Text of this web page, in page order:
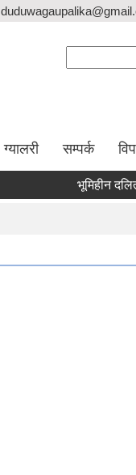
ग्यालरी सम्पर्क
भूमिहीन दलित,